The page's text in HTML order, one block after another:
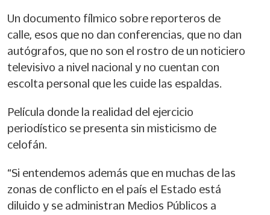
Un documento fílmico sobre reporteros de
calle, esos que no dan conferencias, que no dan
autógrafos, que no son el rostro de un noticiero
televisivo a nivel nacional y no cuentan con
escolta personal que les cuide las espaldas.
Película donde la realidad del ejercicio
periodístico se presenta sin misticismo de
celofán.
“Si entendemos además que en muchas de las
zonas de conflicto en el país el Estado está
diluido y se administran Medios Públicos a